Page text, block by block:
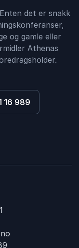
det er snakk
og gamle eller
Athenas
16 989